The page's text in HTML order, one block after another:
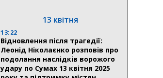
13 квітня
13:22
Відновлення після трагедії:
Леонід Ніколаєнко розповів про
подолання наслідків ворожого
удару по Сумах 13 квітня 2025